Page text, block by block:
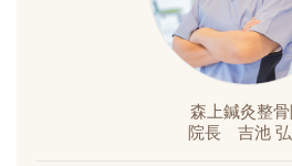
森上鍼灸整骨
院長 吉池 弘